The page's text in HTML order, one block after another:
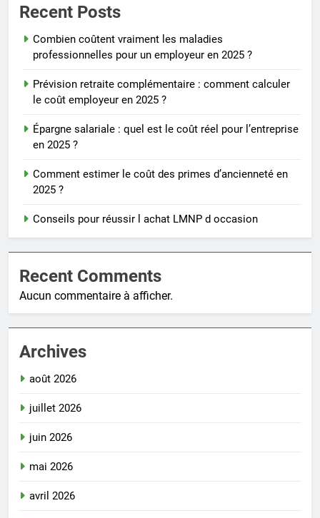
Recent Posts
Combien coûtent vraiment les maladies
professionnelles pour un employeur en 2025 ?
Prévision retraite complémentaire : comment calculer
le coût employeur en 2025 ?
Épargne salariale : quel est le coût réel pour l’entreprise
en 2025 ?
Comment estimer le coût des primes d’ancienneté en
2025 ?
Conseils pour réussir l achat LMNP d occasion
Recent Comments
Aucun commentaire à afficher.
Archives
août 2026
juillet 2026
juin 2026
mai 2026
avril 2026